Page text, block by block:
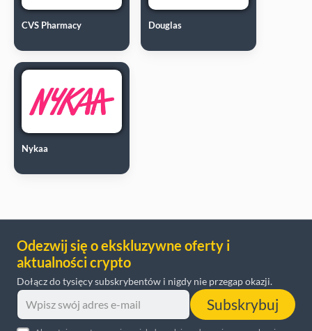
CVS Pharmacy Douglas
Nykaa
Odezwij się o ekskluzywne oferty i
aktualności crypto
Dołącz do tysięcy subskrybentów i nigdy nie przegap okazji.
Subskrybuj